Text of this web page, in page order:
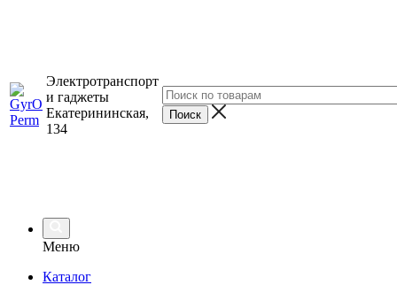
Электротранспорт
и гаджеты
Екатерининская,
134
Меню
Каталог